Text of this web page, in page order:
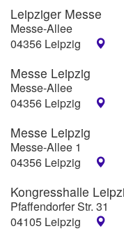
Leipziger Messe
Messe-Allee
04356 Leipzig
Messe Leipzig
Messe-Allee
04356 Leipzig
Messe Leipzig
Messe-Allee 1
04356 Leipzig
Kongresshalle
Pfaffendorfer Str. 31
04105 Leipzig